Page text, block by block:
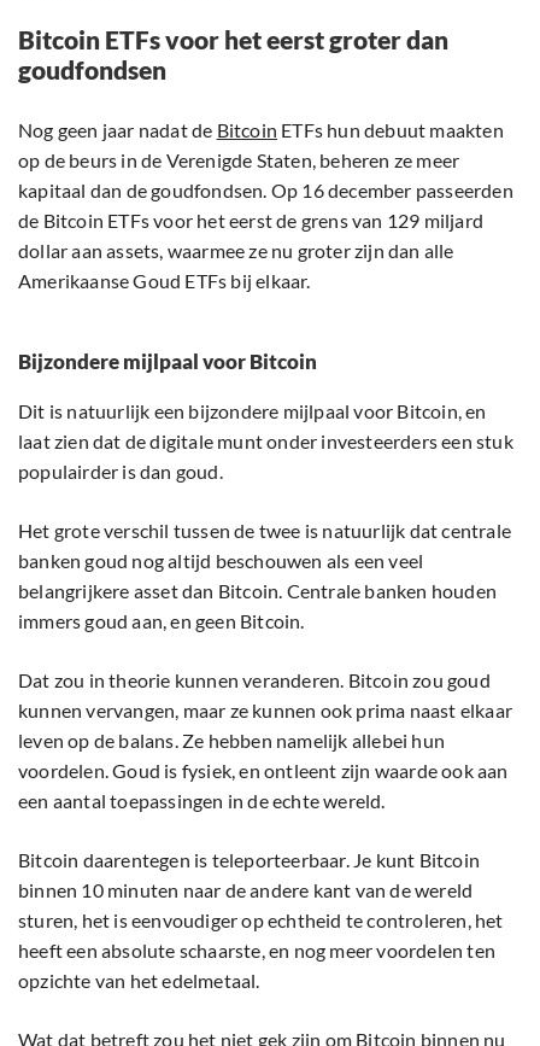
Bitcoin ETFs voor het eerst groter dan
goudfondsen
Nog geen jaar nadat de Bitcoin ETFs hun debuut maakten
op de beurs in de Verenigde Staten, beheren ze meer
kapitaal dan de goudfondsen. Op 16 december passeerden
de Bitcoin ETFs voor het eerst de grens van 129 miljard
dollar aan assets, waarmee ze nu groter zijn dan alle
Amerikaanse Goud ETFs bij elkaar.
Bijzondere mijlpaal voor Bitcoin
Dit is natuurlijk een bijzondere mijlpaal voor Bitcoin, en
laat zien dat de digitale munt onder investeerders een stuk
populairder is dan goud.
Het grote verschil tussen de twee is natuurlijk dat centrale
banken goud nog altijd beschouwen als een veel
belangrijkere asset dan Bitcoin. Centrale banken houden
immers goud aan, en geen Bitcoin.
Dat zou in theorie kunnen veranderen. Bitcoin zou goud
kunnen vervangen, maar ze kunnen ook prima naast elkaar
leven op de balans. Ze hebben namelijk allebei hun
voordelen. Goud is fysiek, en ontleent zijn waarde ook aan
een aantal toepassingen in de echte wereld.
Bitcoin daarentegen is teleporteerbaar. Je kunt Bitcoin
binnen 10 minuten naar de andere kant van de wereld
sturen, het is eenvoudiger op echtheid te controleren, het
heeft een absolute schaarste, en nog meer voordelen ten
opzichte van het edelmetaal.
Wat dat betreft zou het niet gek zijn om Bitcoin binnen nu